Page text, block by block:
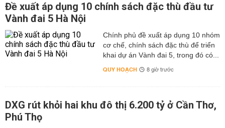
Đề xuất áp dụng 10 chính sách đặc thù đầu tư
Vành đai 5 Hà Nội
Chính phủ đề xuất áp dụng 10 nhóm
cơ chế, chính sách đặc thù để triển
khai dự án Vành đai 5, trong đó có...
QUY HOẠCH 8 giờ trước
DXG rút khỏi hai khu đô thị 6.200 tỷ ở Cần Thơ,
Phú Thọ